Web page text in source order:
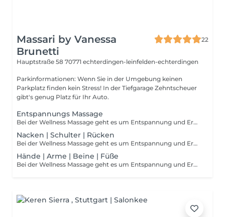
Massari by Vanessa
Brunetti
22
Hauptstraße 58 70771 echterdingen-leinfelden-echterdingen
Parkinformationen: Wenn Sie in der Umgebung keinen
Parkplatz finden kein Stress! In der Tiefgarage Zehntscheuer
gibt's genug Platz für Ihr Auto.
Entspannungs Massage
Bei der Wellness Massage geht es um Entspannung und Erholung. Das angenehm warme Öl mit hochwertigem ätherischem Öl (nach Wunsch) belebt die Sinne und das Wohlbefinden. Gleichzeitig wird die Durchblutung gefördert, die Muskulatur regenieriert und löst Verspannungen. Hierzu bieten wir verschiedene Methoden an. Bei Fragen zu Material und Techniken, wenden Sie sich gerne an
Nacken | Schulter | Rücken
Bei der Wellness Massage geht es um Entspannung und Erholung. Das angenehm warme Öl mit hochwertigem ätherischem Öl (nach Wunsch) belebt die Sinne und das Wohlbefinden. Gleichzeitig wird die Durchblutung gefördert, die Muskulatur regenieriert und löst Verspannungen.
Hände | Arme | Beine | Füße
Bei der Wellness Massage geht es um Entspannung und Erholung. Das angenehm warme Öl mit hochwertigem ätherischem Öl (nach Wunsch) belebt die Sinne und das Wohlbefinden. Gleichzeitig wird die Durchblutung gefördert, die Muskulatur regenieriert und löst Verspannungen.